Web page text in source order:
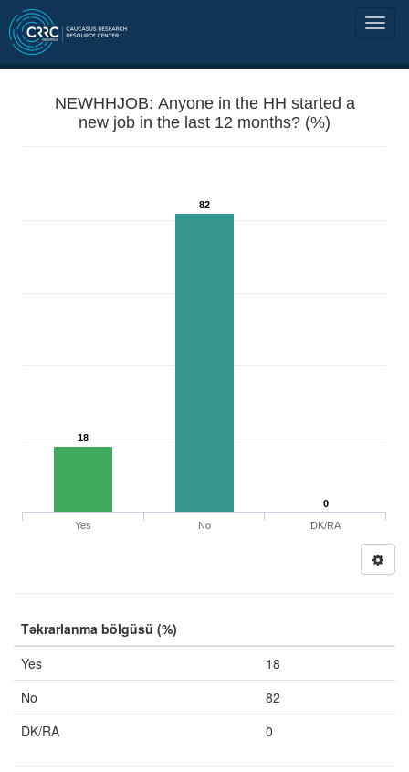
NEWHHJOB: Anyone in the HH started a
new job in the last 12 months? (%)
18
82
0
Yes
No DK/RA
Təkrarlanma bölgüsü (%)
Yes
18
No
82
DK/RA
0